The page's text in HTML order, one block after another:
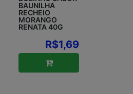
BAUNILHA
RECHEIO
MORANGO
RENATA 40G
R$1,69